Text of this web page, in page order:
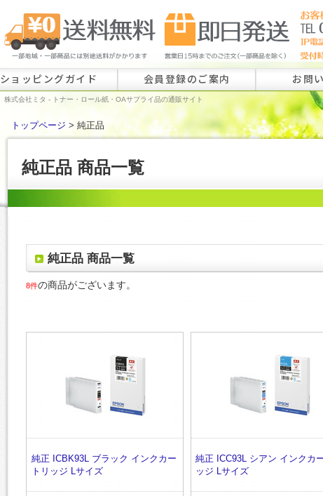
ショッピングガイド 会員登録のご案内 お問
ロール紙
株式会社ミタ - トナー・ロール紙・OAサプライ品の通販サイト
トップページ > 純正品
純正品 商品一覧
純正品 商品一覧
8件の商品がございます。
純正 ICBK93L ブラック インクカー
トリッジ Lサイズ
純正 ICC93L シアン インクカ
ッジ Lサイズ